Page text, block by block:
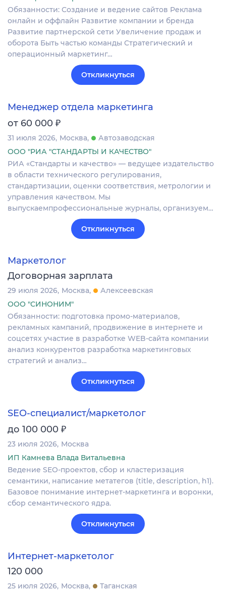
Обязанности: Создание и ведение сайтов Реклама
онлайн и оффлайн Развитие компании и бренда
Развитие партнерской сети Увеличение продаж и
оборота Быть частью команды Стратегический и
операционный маркетинг…
Откликнуться
Менеджер отдела маркетинга
от 60 000 ₽
31 июля 2026 Москва
Автозаводская
ООО "РИА "СТАНДАРТЫ И КАЧЕСТВО"
РИА «Стандарты и качество» — ведущее издательство
в области технического регулирования,
стандартизации, оценки соответствия, метрологии и
управления качеством. Мы
выпускаемпрофессиональные журналы, организуем…
Откликнуться
Маркетолог
Договорная зарплата
29 июля 2026 Москва
Алексеевская
ООО "СИНОНИМ"
Обязанности: подготовка промо-материалов,
рекламных кампаний, продвижение в интернете и
соцсетях участие в разработке WEB-сайта компании
анализ конкурентов разработка маркетинговых
стратегий и анализ…
Откликнуться
SEO-специалист/маркетолог
до 100 000 ₽
23 июля 2026 Москва
ИП Камнева Влада Витальевна
Ведение SEO-проектов, сбор и кластеризация
семантики, написание метатегов (title, description, h1).
Базовое понимание интернет-маркетинга и воронки,
сбор семантического ядра.
Откликнуться
Интернет-маркетолог
120 000
25 июля 2026 Москва
Таганская